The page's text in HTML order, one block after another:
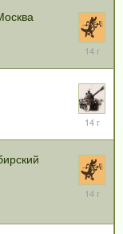
2012
2012
10